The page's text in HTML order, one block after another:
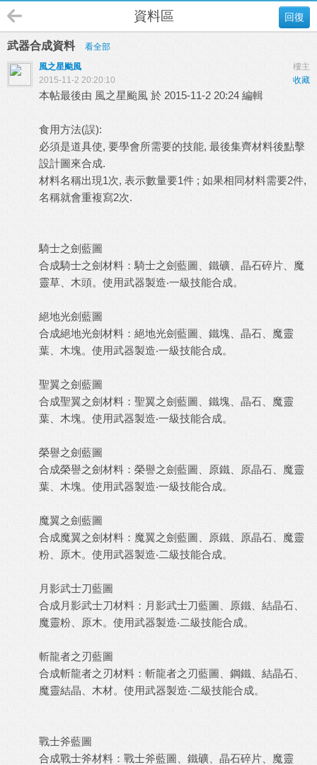
回復
資料區
武器合成資料
看全部
樓主
風之星颱風
收藏
2015-11-2 20:20:10
本帖最後由 風之星颱風 於 2015-11-2 20:24 編輯
食用方法(誤):
必須是道具使, 要學會所需要的技能, 最後集齊材料後點擊
設計圖來合成.
材料名稱出現1次, 表示數量要1件 ; 如果相同材料需要2件,
名稱就會重複寫2次.
騎士之劍藍圖
合成騎士之劍材料：騎士之劍藍圖、鐵礦、晶石碎片、魔
靈草、木頭。使用武器製造‧一級技能合成。
絕地光劍藍圖
合成絕地光劍材料：絕地光劍藍圖、鐵塊、晶石、魔靈
葉、木塊。使用武器製造‧一級技能合成。
聖翼之劍藍圖
合成聖翼之劍材料：聖翼之劍藍圖、鐵塊、晶石、魔靈
葉、木塊。使用武器製造‧一級技能合成。
榮譽之劍藍圖
合成榮譽之劍材料：榮譽之劍藍圖、原鐵、原晶石、魔靈
葉、木塊。使用武器製造‧一級技能合成。
魔翼之劍藍圖
合成魔翼之劍材料：魔翼之劍藍圖、原鐵、原晶石、魔靈
粉、原木。使用武器製造‧二級技能合成。
月影武士刀藍圖
合成月影武士刀材料：月影武士刀藍圖、原鐵、結晶石、
魔靈粉、原木。使用武器製造‧二級技能合成。
斬龍者之刃藍圖
合成斬龍者之刃材料：斬龍者之刃藍圖、鋼鐵、結晶石、
魔靈結晶、木材。使用武器製造‧二級技能合成。
戰士斧藍圖
合成戰士斧材料：戰士斧藍圖、鐵礦、晶石碎片、魔靈